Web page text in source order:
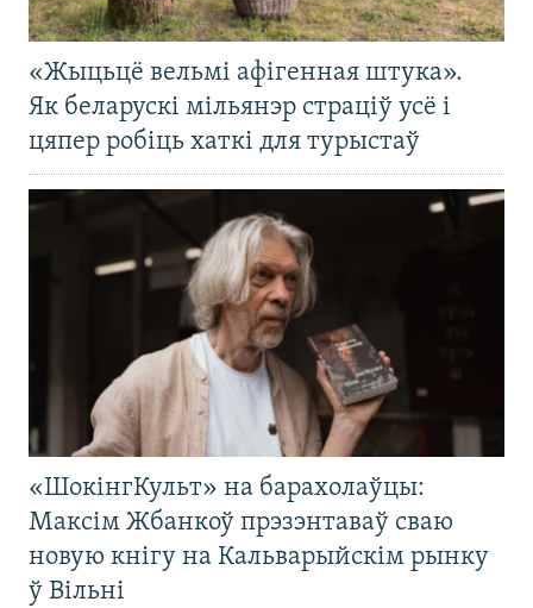
«Жыцьцё вельмі афігенная штука».
Як беларускі мільянэр страціў усё і
цяпер робіць хаткі для турыстаў
«ШокінгКульт» на барахолаўцы:
Максім Жбанкоў прэзэнтаваў сваю
новую кнігу на Кальварыйскім рынку
ў Вільні